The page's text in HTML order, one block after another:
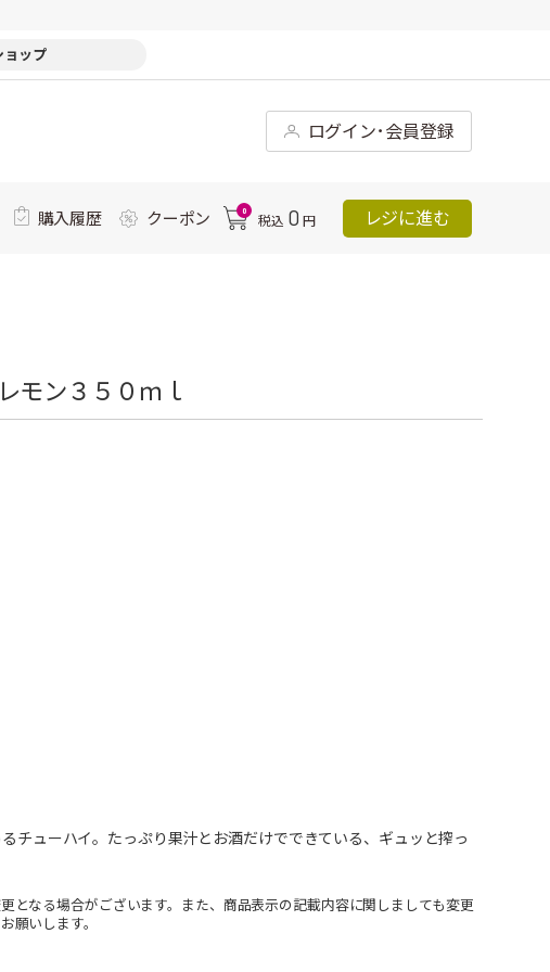
ョップ
ログイン･会員登録
購入履歴 クーポン 0
税込 0 円 レジに進む
モン３５０ｍｌ
チューハイ。たっぷり果汁とお酒だけでできている、ギュッと搾っ
なる場合がございます。また、商品表示の記載内容に関しましても変更
願いします。